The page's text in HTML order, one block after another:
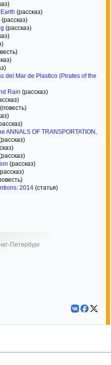
(рассказ)
(рассказ)
(рассказ)
del Mar de Plastico (Pirates of the
Rain (рассказ)
(повесть)
ANNALS OF TRANSPORTATION,
(рассказ)
2014 (статья)
Петербург